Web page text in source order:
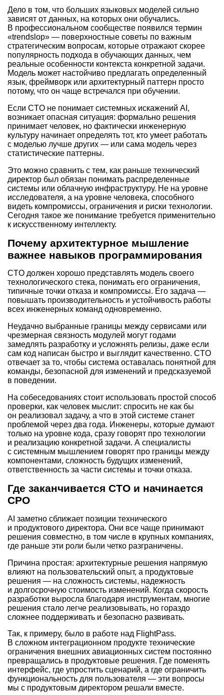
Дело в том, что больших языковых моделей сильно
зависят от данных, на которых они обучались.
В профессиональном сообществе появился термин
«trendslop» — поверхностные советы по важным
стратегическим вопросам, которые отражают скорее
популярность подхода в обучающих данных, чем
реальные особенности контекста конкретной задачи.
Модель может настойчиво предлагать определенный
язык, фреймворк или архитектурный паттерн просто
потому, что он чаще встречался при обучении.
Если CTO не понимает системных искажений AI,
возникает опасная ситуация: формально решения
принимает человек, но фактически инженерную
культуру начинает определять тот, кто умеет работать
с моделью лучше других — или сама модель через
статистические паттерны.
Это можно сравнить с тем, как раньше технический
директор был обязан понимать распределенные
системы или облачную инфраструктуру. Не на уровне
исследователя, а на уровне человека, способного
видеть компромиссы, ограничения и риски технологии.
Сегодня такое же понимание требуется применительно
к искусственному интеллекту.
Почему архитектурное мышление
важнее навыков программирования
CTO должен хорошо представлять модель своего
технологического стека, понимать его ограничения,
типичные точки отказа и компромиссы. Его задача —
повышать производительность и устойчивость работы
всех инженерных команд одновременно.
Неудачно выбранные границы между сервисами или
чрезмерная связность модулей могут годами
замедлять разработку и усложнять релизы, даже если
сам код написан быстро и выглядит качественно. CTO
отвечает за то, чтобы система оставалась понятной для
команды, безопасной для изменений и предсказуемой
в поведении.
На собеседованиях стоит использовать простой способ
проверки, как человек мыслит: спросить не как бы
он реализовал задачу, а что в этой системе станет
проблемой через два года. Инженеры, которые думают
только на уровне кода, сразу говорят про технологии
и реализацию конкретной задачи. А специалисты
с системным мышлением говорят про границы между
компонентами, сложность будущих изменений,
ответственность за части системы и точки отказа.
Где заканчивается CTO и начинается
CPO
AI заметно сближает позиции технического
и продуктового директора. Они все чаще принимают
решения совместно, в том числе в крупных компаниях,
где раньше эти роли были четко разграничены.
Причина простая: архитектурные решения напрямую
влияют на пользовательский опыт, а продуктовые
решения — на сложность системы, надежность
и долгосрочную стоимость изменений. Когда скорость
разработки выросла благодаря инструментам, многие
решения стало легче реализовывать, но гораздо
сложнее поддерживать и безопасно развивать.
Так, к примеру, было в работе над FlightPass.
В сложном интеграционном продукте технические
ограничения внешних авиационных систем постоянно
превращались в продуктовые решения. Где поменять
интерфейс, где упростить сценарий, а где ограничить
функциональность для пользователя — эти вопросы
мы с продуктовым директором решали вместе.